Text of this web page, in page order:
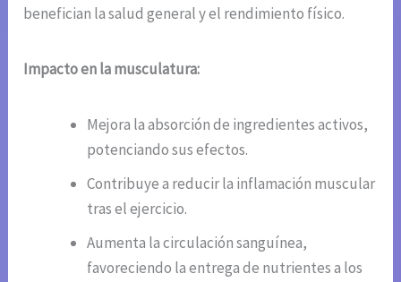
benefician la salud general y el rendimiento físico.
Impacto en la musculatura:
Mejora la absorción de ingredientes activos,
potenciando sus efectos.
Contribuye a reducir la inflamación muscular
tras el ejercicio.
Aumenta la circulación sanguínea,
favoreciendo la entrega de nutrientes a los